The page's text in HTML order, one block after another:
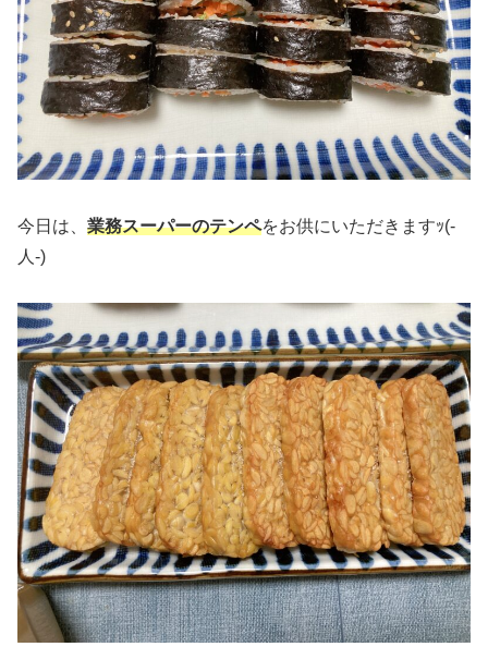
今日は、 業務スーパーのテンペをお供にいただきますｯ(‐
人‐)